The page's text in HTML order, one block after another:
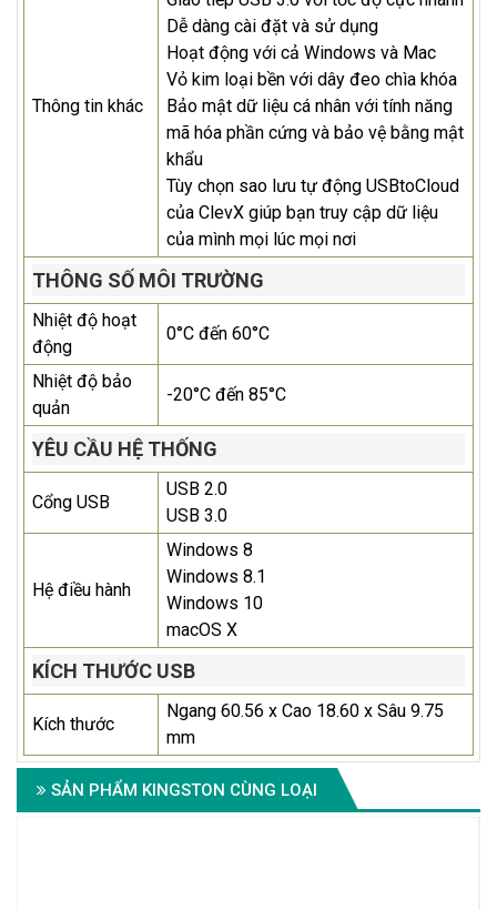
Thông tin khác
Dễ dàng cài đặt và sử dụng
Hoạt động với cả Windows và Mac
Vỏ kim loại bền với dây đeo chìa khóa
Bảo mật dữ liệu cá nhân với tính năng
mã hóa phần cứng và bảo vệ bằng mật
khẩu
Tùy chọn sao lưu tự động USBtoCloud
của ClevX giúp bạn truy cập dữ liệu
của mình mọi lúc mọi nơi
THÔNG SỐ MÔI TRƯỜNG
Nhiệt độ hoạt
động
0°C đến 60°C
Nhiệt độ bảo
quản
-20°C đến 85°C
YÊU CẦU HỆ THỐNG
Cổng USB
USB 2.0
USB 3.0
Hệ điều hành
Windows 8
Windows 8.1
Windows 10
macOS X
KÍCH THƯỚC USB
Kích thước
Ngang 60.56 x Cao 18.60 x Sâu 9.75
mm
SẢN PHẨM KINGSTON CÙNG LOẠI